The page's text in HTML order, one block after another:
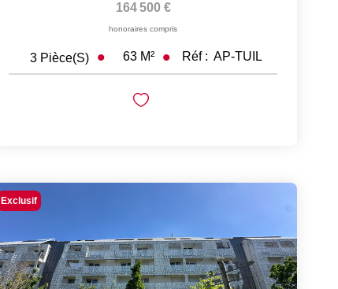
164 500 €
honoraires compris
3 Pièce(s) 63 M² Réf : AP-TUIL
Exclusif